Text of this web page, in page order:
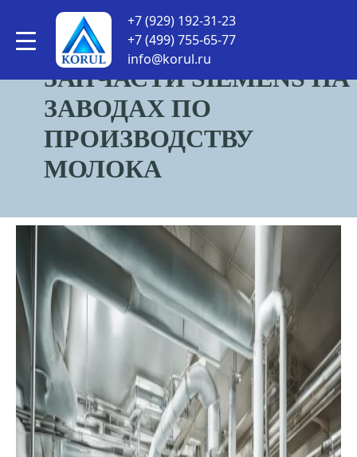
+7 (929) 192-31-23
+7 (499) 755-65-77
info@korul.ru
по производству молока
ЗАПЧАСТИ SIEMENS НА
ЗАВОДАХ ПО
ПРОИЗВОДСТВУ
МОЛОКА